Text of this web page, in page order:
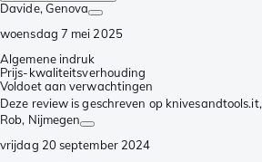
Davide, Genova
woensdag 7 mei 2025
Algemene indruk
Prijs-kwaliteitsverhouding
Voldoet aan verwachtingen
Deze review is geschreven op knivesandtools.it,
Rob, Nijmegen
vrijdag 20 september 2024